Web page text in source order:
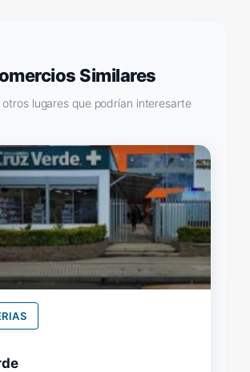
Similares
lugares que podrían interesarte